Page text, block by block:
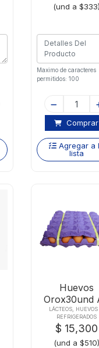
(und a $333)
Maximo de caracteres
permitidos: 100
Comprar
Agregar a
lista
Huevos
Orox30und
Amarrado
LÁCTEOS,
REFRIGERADOS
$ 15,300
(und a $510)